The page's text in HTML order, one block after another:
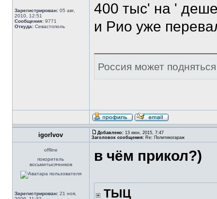
Зарегистрирован: 05 авг,
2010, 12:51
Сообщения: 9771
Откуда: Севастополь
400 тыс' на '
и Рио уже
Россия может
igorlvov Добавлено: 13 июн, 2015, 7:47
Заголовок сообщения: Re: Политикогараж
offline
покоритель
восьмитысячников
Зарегистрирован: 21 ноя,
в чём прикол?)
ТЫЦ